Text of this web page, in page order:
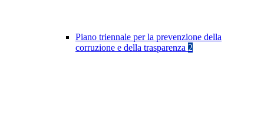
Piano triennale per la prevenzione della
corruzione e della trasparenza 2